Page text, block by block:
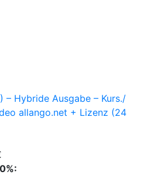
– Hybride Ausgabe – Kurs./
allango.net + Lizenz (24